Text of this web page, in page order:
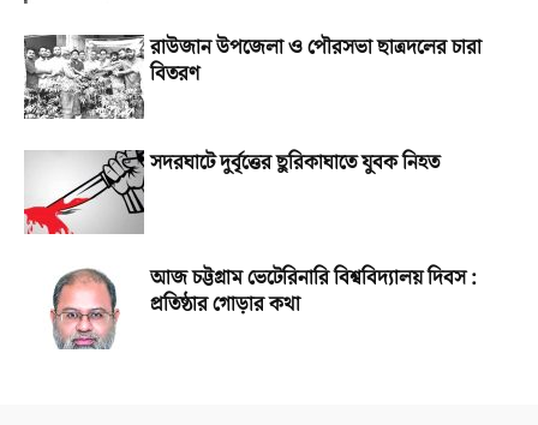
রাউজান উপজেলা ও পৌরসভা ছাত্রদলের চারা
বিতরণ
সদরঘাটে দুর্বৃত্তের ছুরিকাঘাতে যুবক নিহত
আজ চট্টগ্রাম ভেটেরিনারি বিশ্ববিদ্যালয় দিবস :
প্রতিষ্ঠার গোড়ার কথা